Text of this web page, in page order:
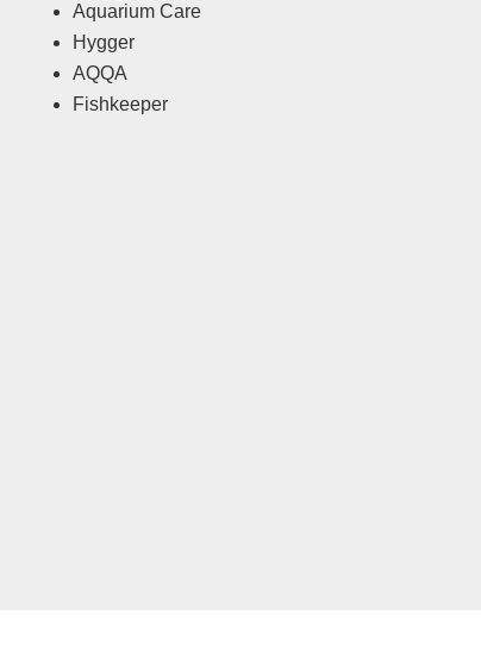
Aquarium Care
Hygger
AQQA
Fishkeeper